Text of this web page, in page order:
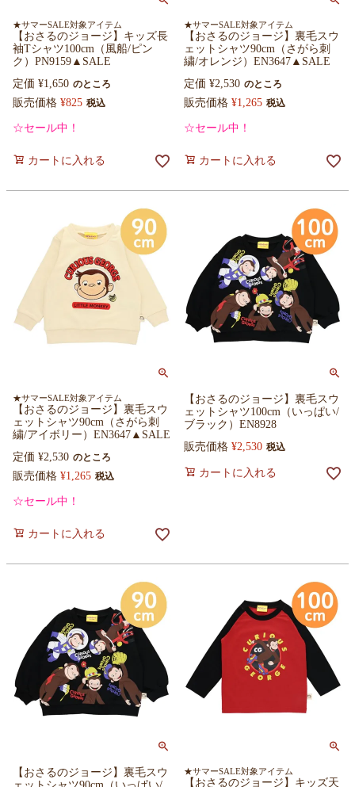
★サマーSALE対象アイテム
【おさるのジョージ】キッズ長
袖Tシャツ100cm（風船/ピン
ク）PN9159▲SALE
定価 ¥1,650 のところ
販売価格 ¥825 税込
☆セール中！
カートに入れる
★サマーSALE対象アイテム
【おさるのジョージ】裏毛スウ
ェットシャツ90cm（さがら刺
繍/オレンジ）EN3647▲SALE
定価 ¥2,530 のところ
販売価格 ¥1,265 税込
☆セール中！
カートに入れる
★サマーSALE対象アイテム
【おさるのジョージ】裏毛スウ
ェットシャツ90cm（さがら刺
繍/アイボリー）EN3647▲SALE
定価 ¥2,530 のところ
販売価格 ¥1,265 税込
☆セール中！
カートに入れる
【おさるのジョージ】裏毛スウ
ェットシャツ100cm（いっぱい/
ブラック）EN8928
販売価格 ¥2,530 税込
カートに入れる
【おさるのジョージ】裏毛スウ
★サマーSALE対象アイテム
【おさるのジョージ】キッズ天